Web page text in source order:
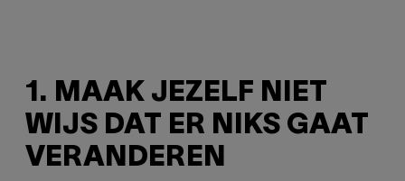
1. MAAK JEZELF NIET
WIJS DAT ER NIKS GAAT
VERANDEREN